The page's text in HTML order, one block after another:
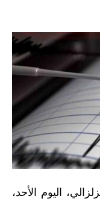
اليوم الأحد،